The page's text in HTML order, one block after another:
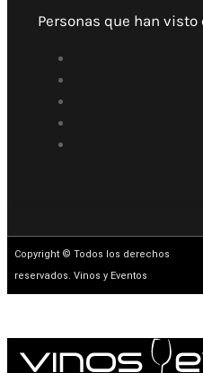
Personas que han visto
Copyright © Todos los derechos
reservados. Vinos y Eventos